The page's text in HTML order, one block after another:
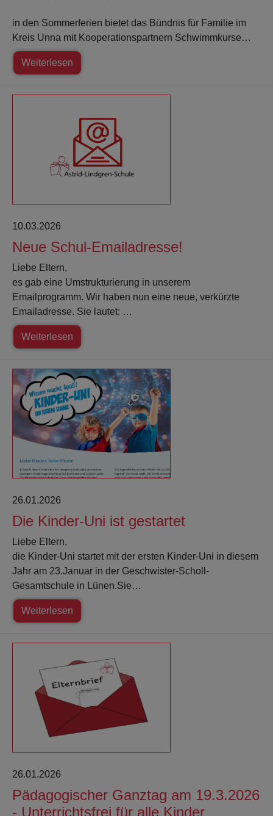
in den Sommerferien bietet das Bündnis für Familie im
Kreis Unna mit Kooperationspartnern Schwimmkurse…
Weiterlesen
10.03.2026
Neue Schul-Emailadresse!
Liebe Eltern,
es gab eine Umstrukturierung in unserem
Emailprogramm. Wir haben nun eine neue, verkürzte
Emailadresse. Sie lautet: …
Weiterlesen
26.01.2026
Die Kinder-Uni ist gestartet
Liebe Eltern,
die Kinder-Uni startet mit der ersten Kinder-Uni in diesem
Jahr am 23.Januar in der Geschwister-Scholl-
Gesamtschule in Lünen.Sie…
Weiterlesen
26.01.2026
Pädagogischer Ganztag am 19.3.2026
- Unterrichtsfrei für alle Kinder